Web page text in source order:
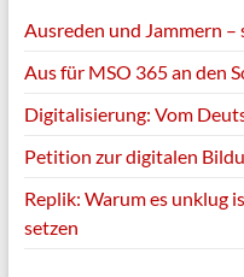
Ausreden und Jammern
Aus für MSO 365 an den
Digitalisierung: Vom
Petition zur digitalen
Replik: Warum es unklug
setzen